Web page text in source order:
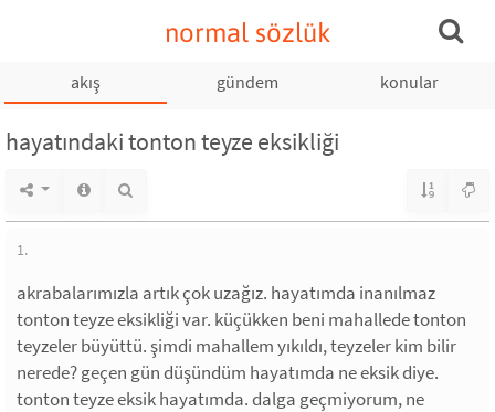
normal sözlük
akış gündem konular
hayatındaki tonton teyze eksikliği
1.
akrabalarımızla artık çok uzağız. hayatımda inanılmaz
tonton teyze eksikliği var. küçükken beni mahallede tonton
teyzeler büyüttü. şimdi mahallem yıkıldı, teyzeler kim bilir
nerede? geçen gün düşündüm hayatımda ne eksik diye.
tonton teyze eksik hayatımda. dalga geçmiyorum, ne